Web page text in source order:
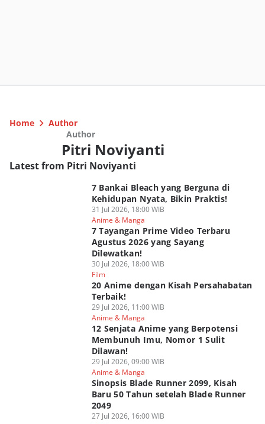
Home
Author
Author
Pitri Noviyanti
Latest from Pitri Noviyanti
7 Bankai Bleach yang Berguna di
Kehidupan Nyata, Bikin Praktis!
31 Jul 2026, 18:00 WIB
Anime & Manga
7 Tayangan Prime Video Terbaru
Agustus 2026 yang Sayang
Dilewatkan!
30 Jul 2026, 18:00 WIB
Film
20 Anime dengan Kisah Persahabatan
Terbaik!
29 Jul 2026, 11:00 WIB
Anime & Manga
12 Senjata Anime yang Berpotensi
Membunuh Imu, Nomor 1 Sulit
Dilawan!
29 Jul 2026, 09:00 WIB
Anime & Manga
Sinopsis Blade Runner 2099, Kisah
Baru 50 Tahun setelah Blade Runner
2049
27 Jul 2026, 16:00 WIB